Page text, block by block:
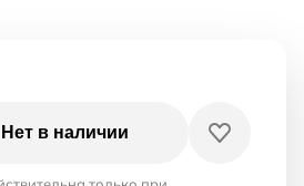
Нет в наличии